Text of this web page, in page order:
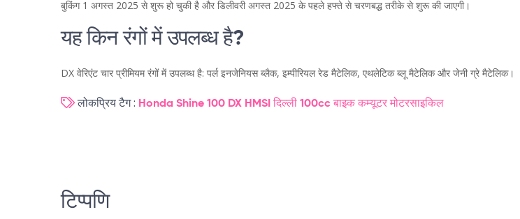
बुकिंग 1 अगस्त 2025 से शुरू हो चुकी है और डिलीवरी अगस्त 2025 के पहले हफ्ते से चरणबद्ध तरीके से शुरू की जाएगी।
यह किन रंगों में उपलब्ध है?
DX वेरिएंट चार प्रीमियम रंगों में उपलब्ध है: पर्ल इनजेनियस ब्लैक, इम्पीरियल रेड मैटेलिक, एथलेटिक ब्लू मैटेलिक और जेनी ग्रे मैटेलिक।
लोकप्रिय टैग : Honda Shine 100 DX HMSI दिल्ली 100cc बाइक कम्यूटर मोटरसाइकिल
टिप्पणि